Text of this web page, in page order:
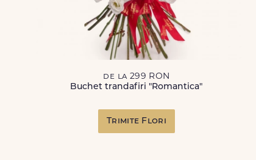
de la 299 RON
Buchet trandafiri "Romantica"
Trimite Flori